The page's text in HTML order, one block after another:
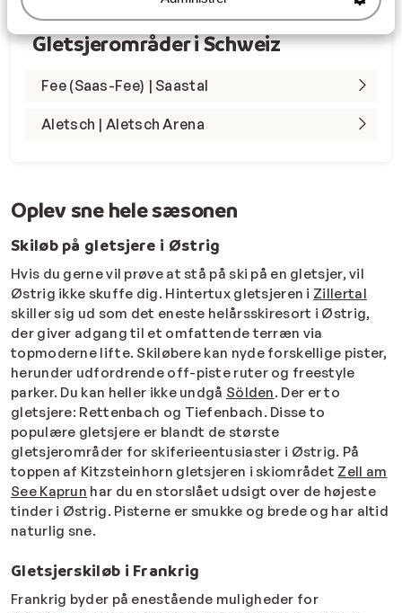
Gletsjerområder i Schweiz
Fee (Saas-Fee) | Saastal
Aletsch | Aletsch Arena
Oplev sne hele sæsonen
Skiløb på gletsjere i Østrig
Hvis du gerne vil prøve at stå på ski på en gletsjer, vil
Østrig ikke skuffe dig. Hintertux gletsjeren i Zillertal
skiller sig ud som det eneste helårsskiresort i Østrig,
der giver adgang til et omfattende terræn via
topmoderne lifte. Skiløbere kan nyde forskellige pister,
herunder udfordrende off-piste ruter og freestyle
parker. Du kan heller ikke undgå Sölden. Der er to
gletsjere: Rettenbach og Tiefenbach. Disse to
populære gletsjere er blandt de største
gletsjerområder for skiferieentusiaster i Østrig. På
toppen af Kitzsteinhorn gletsjeren i skiområdet Zell am
See Kaprun har du en storslået udsigt over de højeste
tinder i Østrig. Pisterne er smukke og brede og har altid
naturlig sne.
Gletsjerskiløb i Frankrig
Frankrig byder på enestående muligheder for